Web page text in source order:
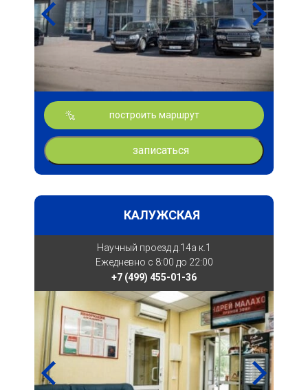
построить маршрут
записаться
КАЛУЖСКАЯ
Научный проезд д.14а к.1
Ежедневно с 8:00 до 22:00
+7 (499) 455-01-36